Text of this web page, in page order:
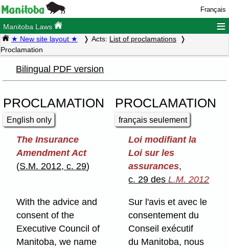
Français
Manitoba Laws ≡
★ New site layout ★ Acts: List of proclamations
Proclamation
Bilingual PDF version
PROCLAMATION
English only
PROCLAMATION
français seulement
The Insurance
Amendment Act
(S.M. 2012, c. 29)
Loi modifiant la
Loi sur les
assurances,
c. 29 desL.M. 2012
With the advice and
consent of the
Executive Council of
Manitoba, we name
Sur l'avis et avec le
consentement du
Conseil exécutif
du Manitoba, nous